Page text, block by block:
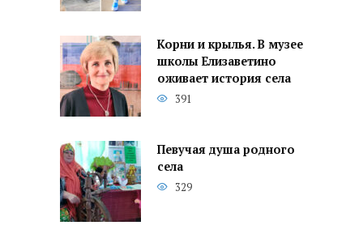
Корни и крылья. В музее
школы Елизаветино
оживает история села
391
Певучая душа родного
села
329